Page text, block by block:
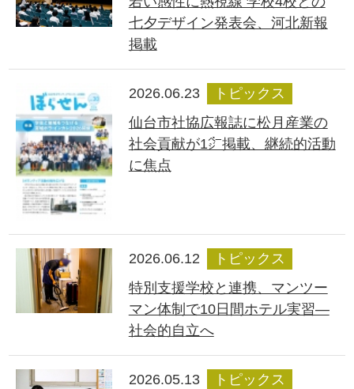
七夕デザイン発表会、河北新報
掲載
2026.06.23
トピックス
仙台市社協広報誌に松月産業の
社会貢献が1㌻掲載、継続的活動
に焦点
2026.06.12
トピックス
特別支援学校と連携、マンツー
マン体制で10日間ホテル実習―
社会的自立へ
2026.05.13
トピックス